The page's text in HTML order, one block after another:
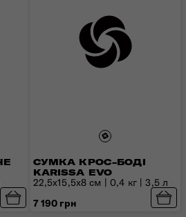
СУМКА КРОС-БОДІ
KARISSA EVO
22,5x15,5x8 см | 0,4 кг | 3,5 л
7 190 грн